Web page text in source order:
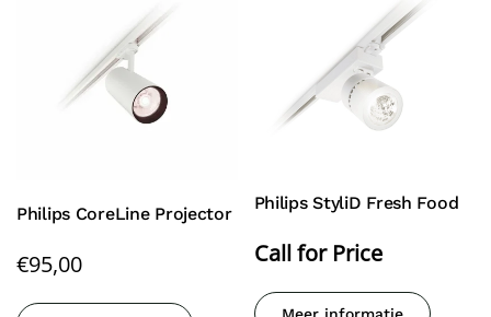
Philips CoreLine Projector
€95,00
Philips StyliD Fresh Food
Call for Price
Meer informatie